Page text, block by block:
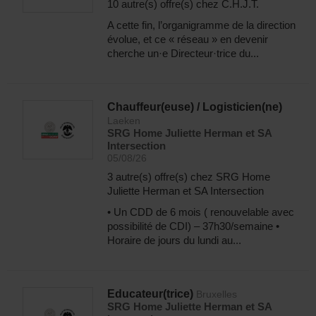
10 autre(s) offre(s) chez C.H.J.T.
A cette fin, l’organigramme de la direction
évolue, et ce « réseau » en devenir
cherche un·e Directeur·trice du...
Chauffeur(euse) / Logisticien(ne)
Laeken
SRG Home Juliette Herman et SA
Intersection
05/08/26
3 autre(s) offre(s) chez SRG Home
Juliette Herman et SA Intersection
• Un CDD de 6 mois ( renouvelable avec
possibilité de CDI) – 37h30/semaine •
Horaire de jours du lundi au...
Educateur(trice) Bruxelles
SRG Home Juliette Herman et SA